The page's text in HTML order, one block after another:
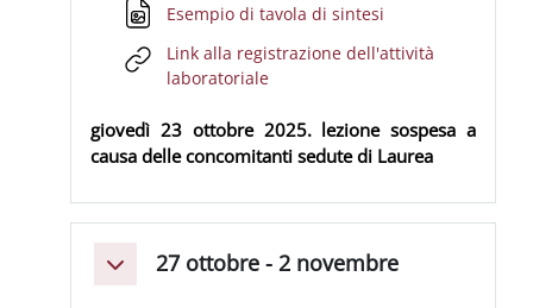
Esempio di tavola di sintesi
Link alla registrazione dell'attività
laboratorialeURL
giovedì 23 ottobre 2025. lezione sospesa a
causa delle concomitanti sedute di Laurea
Minimizza27 ottobre - 2 novembre